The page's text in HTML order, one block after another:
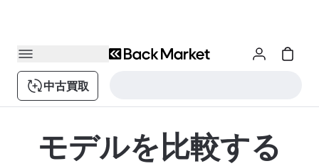
中古買取
モデルを比較する